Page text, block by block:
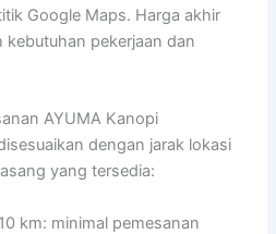
Google Maps. Harga akhir
kebutuhan pekerjaan dan
AYUMA Kanopi
dengan jarak lokasi
yang tersedia:
km: minimal pemesanan